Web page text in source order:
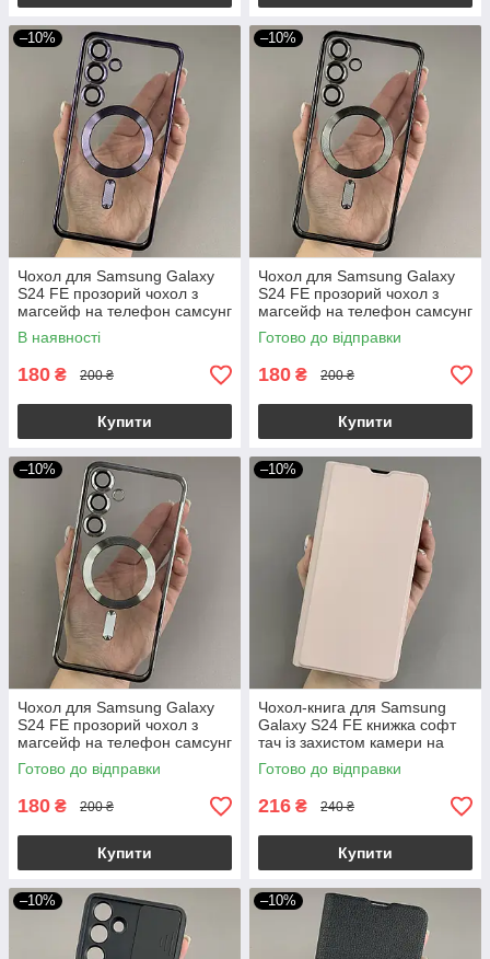
–10%
Чохол для Samsung Galaxy
S24 FE прозорий чохол з
магсейф на телефон самсунг
с24 фе фіолетовий h3b
В наявності
180 ₴ 200 ₴
Купити
–10%
Чохол для Samsung Galaxy
S24 FE прозорий чохол з
магсейф на телефон самсунг
с24 фе чорний h3b
Готово до відправки
180 ₴ 200 ₴
Купити
–10%
Чохол для Samsung Galaxy
S24 FE прозорий чохол з
магсейф на телефон самсунг
с24 фе срібний h3b
Готово до відправки
180 ₴ 200 ₴
Купити
–10%
Чохол-книга для Samsung
Galaxy S24 FE книжка софт
тач із захистом камери на
телефон самсунг с24 фе
пудрова p8b
Готово до відправки
216 ₴ 240 ₴
Купити
–10% –10%